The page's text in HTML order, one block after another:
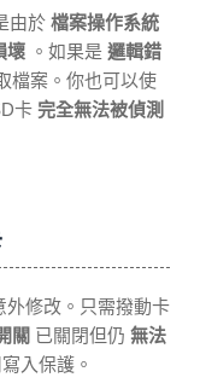
由於 檔案操作系統
壞 。如果是 邏輯錯
檔案。你也可以使
卡 完全無法被偵測
外修改。只需撥動卡
關 已關閉但仍 無法
入保護。